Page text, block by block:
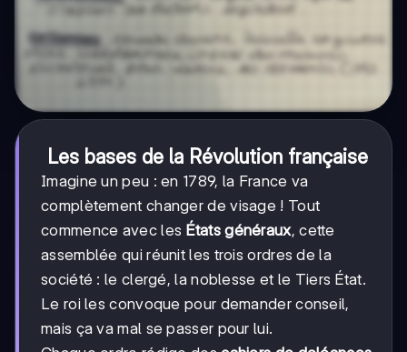
Les bases de la Révolution française
Imagine un peu : en 1789, la France va
complètement changer de visage ! Tout
commence avec les États généraux, cette
assemblée qui réunit les trois ordres de la
société : le clergé, la noblesse et le Tiers État.
Le roi les convoque pour demander conseil,
mais ça va mal se passer pour lui.